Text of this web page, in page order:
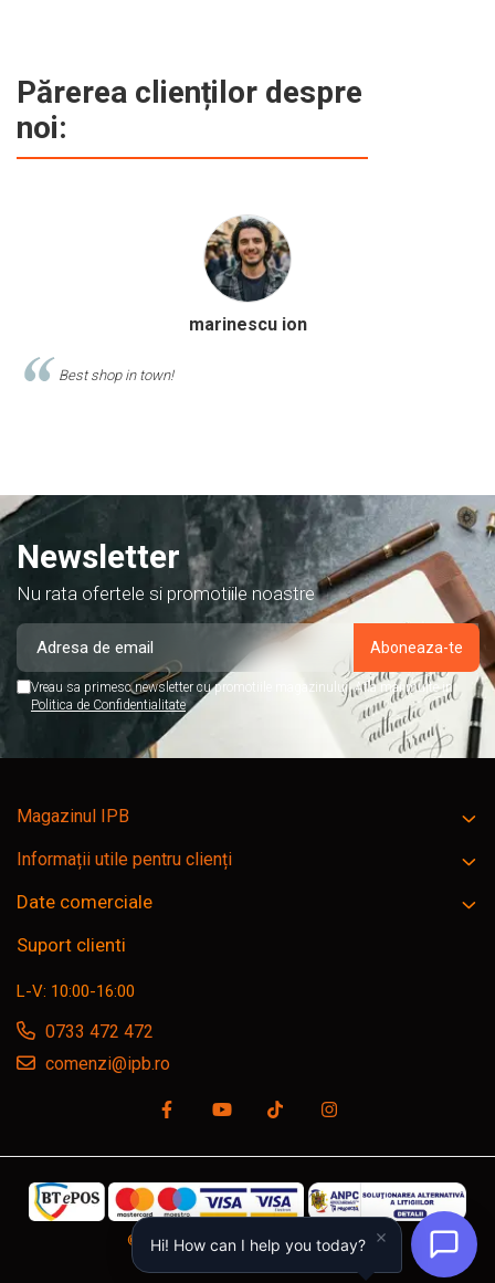
Părerea clienților despre
noi:
Calinescu Matei
Comand produse de papetarie si birotica de cel putin 10 ani de la
Newsletter
Nu rata ofertele si promotiile noastre
Vreau sa primesc newsletter cu promotiile magazinului. Afla mai multe in
Politica de Confidentialitate
Magazinul IPB
Informații utile pentru clienți
Date comerciale
Suport clienti
L-V: 10:00-16:00
0733 472 472
comenzi@ipb.ro
©Copyright SC IPB SRL, ipb.ro © 2026
Hi! How can I help you today?